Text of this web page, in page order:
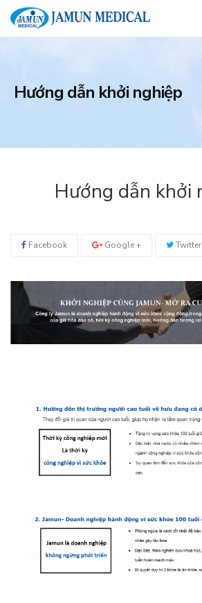
Hướng dẫn khởi nghiệp
Hướng dẫn khởi
Facebook Google + Twitter